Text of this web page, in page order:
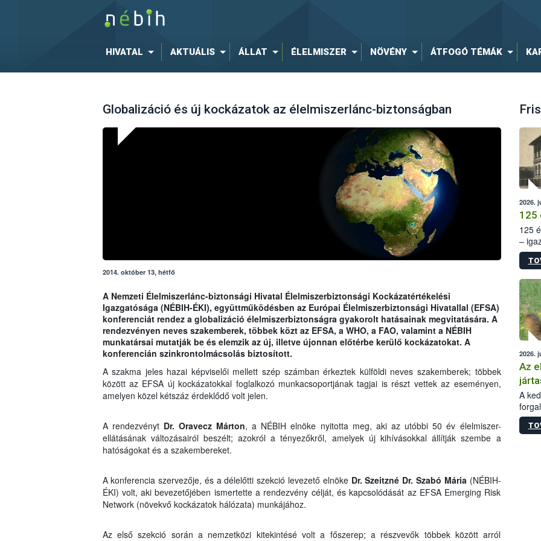
HIVATAL AKTUÁLIS ÁLLAT ÉLELMISZER NÖVÉNY ÁTFOGÓ TÉMÁK
Globalizáció és új kockázatok az élelmiszerlánc-biztonságban
2014. október 13, hétfő
A Nemzeti Élelmiszerlánc-biztonsági Hivatal Élelmiszerbiztonsági Kockázatértékelési
Igazgatósága (NÉBIH-ÉKI), együttműködésben az Európai Élelmiszerbiztonsági Hivatallal (EFSA)
konferenciát rendez a globalizáció élelmiszerbiztonságra gyakorolt hatásainak megvitatására. A
rendezvényen neves szakemberek, többek közt az EFSA, a WHO, a FAO, valamint a NÉBIH
munkatársai mutatják be és elemzik az új, illetve újonnan előtérbe kerülő kockázatokat. A
konferencián szinkrontolmácsolás biztosított.
A szakma jeles hazai képviselői mellett szép számban érkeztek külföldi neves szakemberek; többek
között az EFSA új kockázatokkal foglalkozó munkacsoportjának tagjai is részt vettek az eseményen,
amelyen közel kétszáz érdeklődő volt jelen.
A rendezvényt Dr. Oravecz Márton, a NÉBIH elnöke nyitotta meg, aki az utóbbi 50 év élelmiszer-
ellátásának változásairól beszélt; azokról a tényezőkről, amelyek új kihívásokkal állítják szembe a
hatóságokat és a szakembereket.
A konferencia szervezője, és a délelőtti szekció levezető elnöke Dr. Szeitzné Dr. Szabó Mária(NÉBIH-
ÉKI) volt, aki bevezetőjében ismertette a rendezvény célját, és kapcsolódását az EFSA Emerging Risk
Network (növekvő kockázatok hálózata) munkájához.
Az első szekció során a nemzetközi kitekintésé volt a főszerep; a részvevők többek között arról
2026.
125
125
–
15.
2026.
Az
A